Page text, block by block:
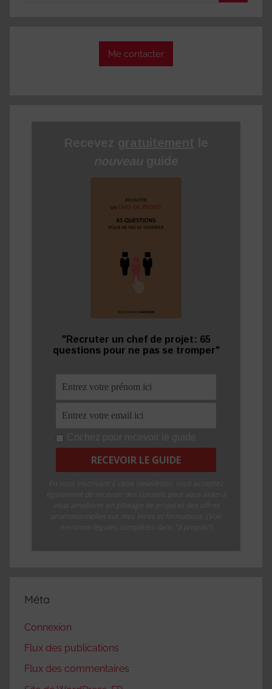
Me contacter
"Recruter un chef de projet: 65
questions pour ne pas se tromper"
Méta
Connexion
Flux des publications
Flux des commentaires